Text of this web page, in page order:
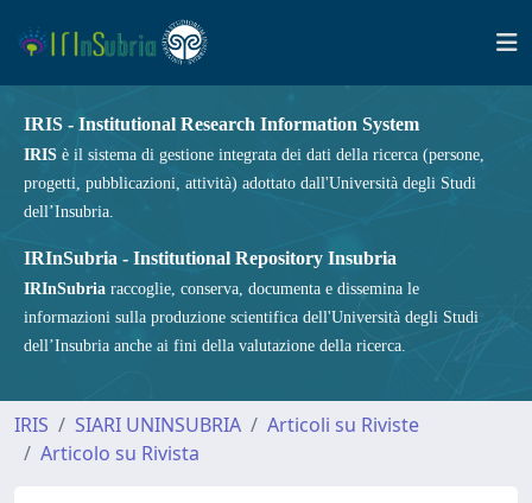
IRIS - Institutional Research Information System
IRIS è il sistema di gestione integrata dei dati della ricerca (persone,
progetti, pubblicazioni, attività) adottato dall'Università degli Studi
dell’Insubria.
IRInSubria - Institutional Repository Insubria
IRInSubria raccoglie, conserva, documenta e dissemina le
informazioni sulla produzione scientifica dell'Università degli Studi
dell’Insubria anche ai fini della valutazione della ricerca.
IRIS SIARI UNINSUBRIA
Articoli su Riviste
Articolo su Rivista